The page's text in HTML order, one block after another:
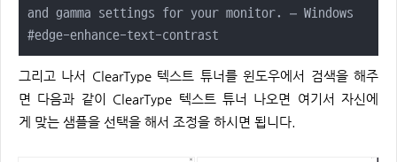
and gamma settings for your monitor. – Windows
#edge-enhance-text-contrast
그리고 나서 ClearType 텍스트 튜너를 윈도우에서 검색을 해주
면 다음과 같이 ClearType 텍스트 튜너 나오면 여기서 자신에
게 맞는 샘플을 선택을 해서 조정을 하시면 됩니다.